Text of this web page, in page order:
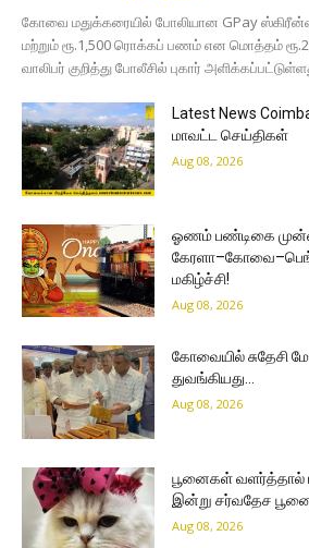
கோவை மதுக்கரையில் போலியான GPay
மற்றும் ரூ.1,500 ரொக்கப் பணம் என மொத்தம்
வாலிபர் குறித்து போலீசில் புகார்
Latest News
மாவட்ட செய்திகள்
Aug 08, 2026
ஓணம் பண்டிகை
மகிழ்ச்சி!
Aug 08, 2026
கோவையில் சுதேசி
துவங்கியது…
Aug 08, 2026
பூனைகள் வளர்த்தால்
இன்று சர்வதேச
Aug 08, 2026